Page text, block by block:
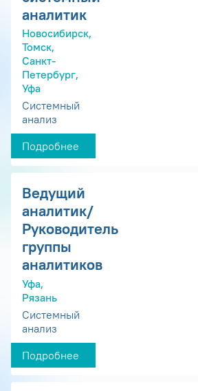
аналитик
Новосибирск,
Томск,
Санкт-
Петербург,
Уфа
Системный
анализ
Подробнее
Ведущий
аналитик/
Руководитель
группы
аналитиков
Уфа,
Рязань
Системный
анализ
Подробнее